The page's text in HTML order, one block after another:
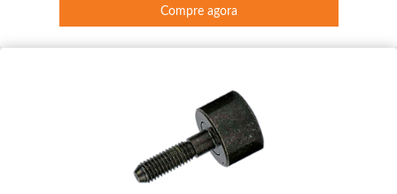
Compre agora